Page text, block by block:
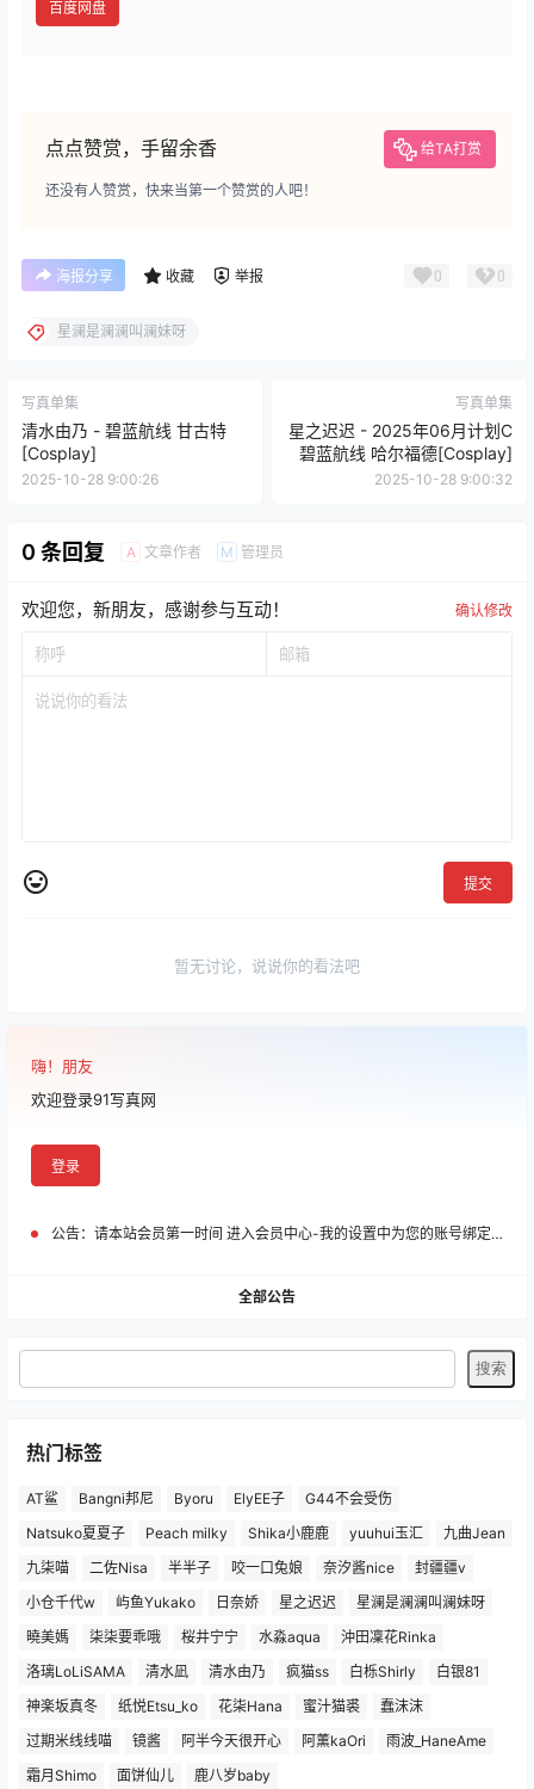
百度网盘
点点赞赏，手留余香 给TA打赏
还没有人赞赏，快来当第一个赞赏的人吧！
海报分享 收藏 举报 0 0
星澜是澜澜叫澜妹呀
写真单集
清水由乃 - 碧蓝航线 甘古特
[Cosplay]
2025-10-28 9:00:26
写真单集
星之迟迟 - 2025年06月计划C
碧蓝航线 哈尔福德[Cosplay]
2025-10-28 9:00:32
0 条回复 A 文章作者 M 管理员
欢迎您，新朋友，感谢参与互动！ 确认修改
提交
暂无讨论，说说你的看法吧
嗨！朋友
欢迎登录91写真网
登录
公告： 请本站会员第一时间 进入会员中心-我的设置中为您的账号绑定邮箱!
全部公告
热门标签
AT鲨 Bangni邦尼 Byoru ElyEE子
G44不会受伤
Natsuko夏夏子
Peach milky Shika小鹿鹿 yuuhui玉汇
九曲Jean
九柒喵
二佐Nisa 半半子 咬一口兔娘 奈汐酱nice
封疆疆v
小仓千代w
屿鱼Yukako 日奈娇 星之迟迟
星澜是澜澜叫澜妹呀
曉美媽
柒柒要乖哦 桜井宁宁 水淼aqua
沖田凜花Rinka
洛璃LoLiSAMA
清水凪 清水由乃 疯猫ss 白栎Shirly
白银81
神楽坂真冬
纸悦Etsu_ko 花柒Hana 蜜汁猫裘
蠢沫沫
过期米线线喵
镜酱 阿半今天很开心 阿薰kaOri
雨波_HaneAme
霜月Shimo
面饼仙儿 鹿八岁baby